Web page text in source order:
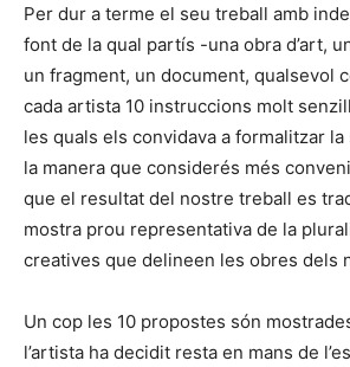
Per dur a terme el seu treball amb
font de la qual partís -una obra d’art,
un fragment, un document, qualsevol
cada artista 10 instruccions molt
les quals els convidava a formalitzar
la manera que considerés més
que el resultat del nostre treball es
mostra prou representativa de la
creatives que delineen les obres dels
Un cop les 10 propostes són
l’artista ha decidit resta en mans de